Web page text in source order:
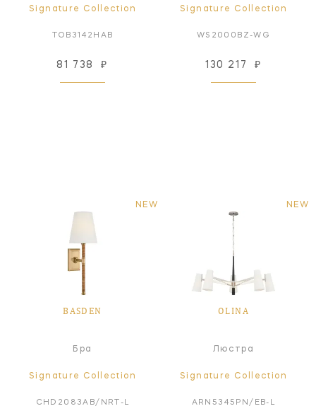
Signature Collection
TOB3142HAB
81 738 ₽
Signature Collection
WS2000BZ-WG
130 217 ₽
NEW
BASDEN
Бра
Signature Collection
CHD2083AB/NRT-L
NEW
OLINA
Люстра
Signature Collection
ARN5345PN/EB-L